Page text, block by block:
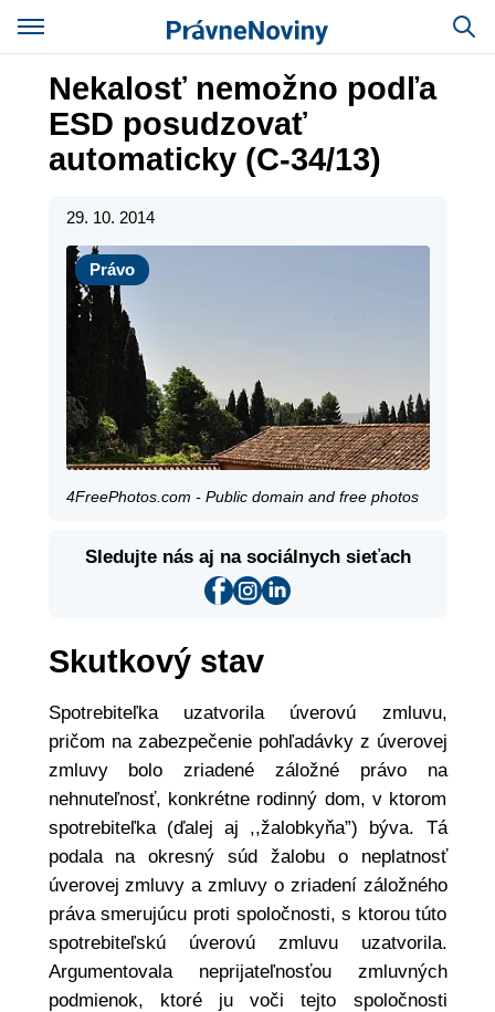
Nekalosť nemožno podľa
ESD posudzovať
automaticky (C-34/13)
29. 10. 2014
Právo
Právo
4FreePhotos.com - Public domain and free photos
Sledujte nás aj na sociálnych sieťach
Skutkový stav
Spotrebiteľka uzatvorila úverovú zmluvu,
pričom na zabezpečenie pohľadávky z úverovej
zmluvy bolo zriadené záložné právo na
nehnuteľnosť, konkrétne rodinný dom, v ktorom
spotrebiteľka (ďalej aj ,,žalobkyňa”) býva. Tá
podala na okresný súd žalobu o neplatnosť
úverovej zmluvy a zmluvy o zriadení záložného
práva smerujúcu proti spoločnosti, s ktorou túto
spotrebiteľskú úverovú zmluvu uzatvorila.
Argumentovala neprijateľnosťou zmluvných
podmienok, ktoré ju voči tejto spoločnosti